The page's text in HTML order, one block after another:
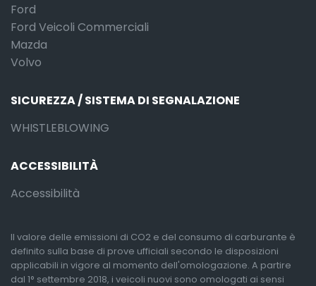
Ford
Ford Veicoli Commerciali
Mazda
Volvo
SICUREZZA / SISTEMA DI SEGNALAZIONE
WHISTLEBLOWING
ACCESSIBILITÀ
Accessibilità
Il valore delle emissioni di CO2 e del consumo di carburante è
definito sulla base di prove ufficiali secondo le disposizioni
applicabili in vigore al momento dell'omologazione. A partire
dal 1° settembre 2018, i veicoli nuovi sono omologati ai sensi